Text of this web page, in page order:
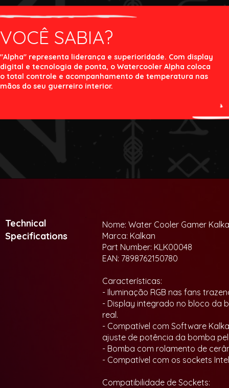
VOCÊ SABIA?
"Alpha" representa liderança e superioridade. Com display
digital e tecnologia de ponta, o Watercooler Alpha coloca
o total controle e acompanhamento de temperatura nas
mãos do seu guerreiro interior.
Technical
Specifications
Nome: Water Cooler Gamer
Marca: Kalkan
Part Number: KLK00048
EAN: 7898762150780
Características:
- Iluminação RGB nas fans
- Display integrado no bloco da
real.
- Compatível com Software
ajuste de potência da bomba
- Bomba com rolamento de
- Compatível com os sockets
Compatibilidade de Sockets: